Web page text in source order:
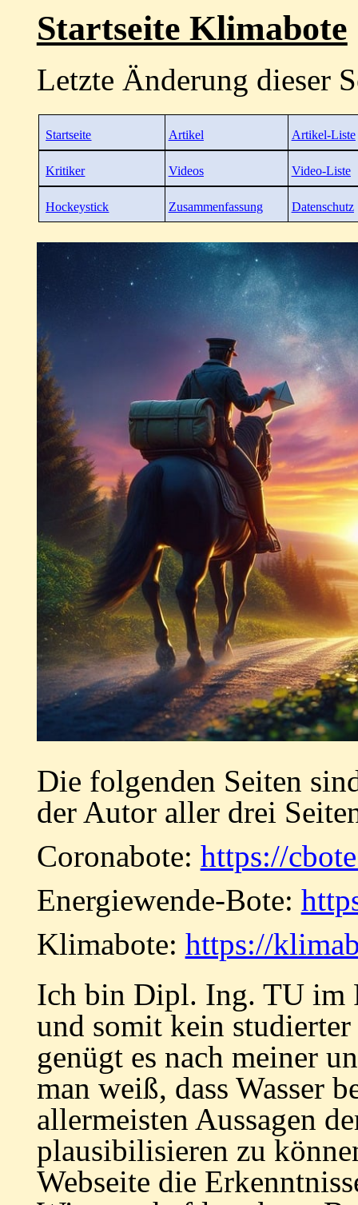
Startseite Klimabote
Letzte Änderung dieser
Startseite Artikel Artikel-Liste
Kritiker Videos Video-Liste
Hockeystick Zusammenfassung Datenschutz
Die folgenden Seiten
der Autor aller drei
Coronabote: https://
Energiewende-Bote:
Klimabote: https://
Ich bin Dipl. Ing. TU im
und somit kein
genügt es nach meiner
man weiß, dass Wasser
allermeisten Aussagen
plausibilisieren zu
Webseite die